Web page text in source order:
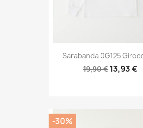
Sarabanda 0G125
19,90 € 13,93 €
-30%